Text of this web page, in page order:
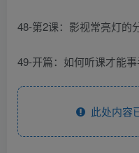
48-第2课：影视常亮灯的
49-开篇：如何听课才能
此处内容